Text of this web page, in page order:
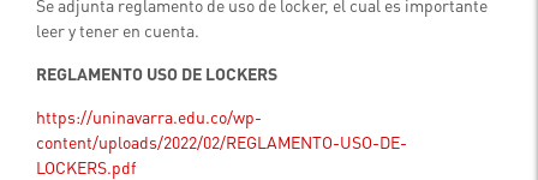
Se adjunta reglamento de uso de locker, el cual es importante
leer y tener en cuenta.
REGLAMENTO USO DE LOCKERS
https://uninavarra.edu.co/wp-
content/uploads/2022/02/REGLAMENTO-USO-DE-
LOCKERS.pdf